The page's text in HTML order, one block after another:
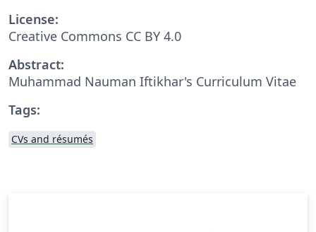
License:
Creative Commons CC BY 4.0
Abstract:
Muhammad Nauman Iftikhar's Curriculum Vitae
Tags:
CVs and résumés